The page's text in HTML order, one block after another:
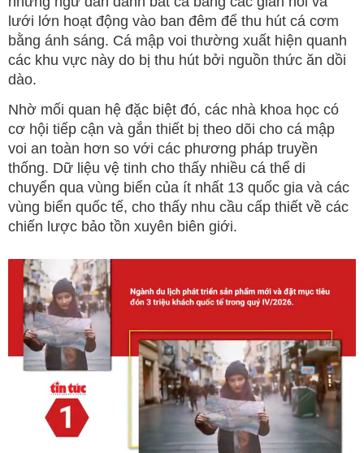
lưới lớn hoạt động vào ban đêm để thu hút cá cơm
bằng ánh sáng. Cá mập voi thường xuất hiện quanh
các khu vực này do bị thu hút bởi nguồn thức ăn dồi
dào.
Nhờ mối quan hệ đặc biệt đó, các nhà khoa học có
cơ hội tiếp cận và gắn thiết bị theo dõi cho cá mập
voi an toàn hơn so với các phương pháp truyền
thống. Dữ liệu vệ tinh cho thấy nhiều cá thể di
chuyển qua vùng biển của ít nhất 13 quốc gia và các
vùng biển quốc tế, cho thấy nhu cầu cấp thiết về các
chiến lược bảo tồn xuyên biên giới.